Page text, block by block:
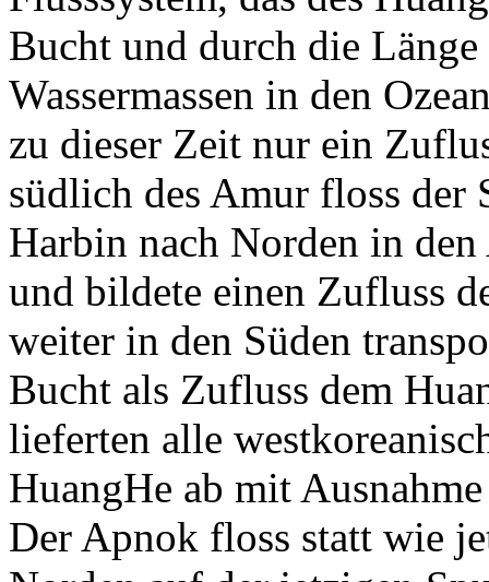
Bucht und durch die Länge
Wassermassen in den
zu dieser Zeit nur ein
südlich des Amur floss der
Harbin nach Norden in
und bildete einen Zufluss
weiter in den Süden
Bucht als Zufluss dem
lieferten alle
HuangHe ab mit
Der Apnok floss statt wie